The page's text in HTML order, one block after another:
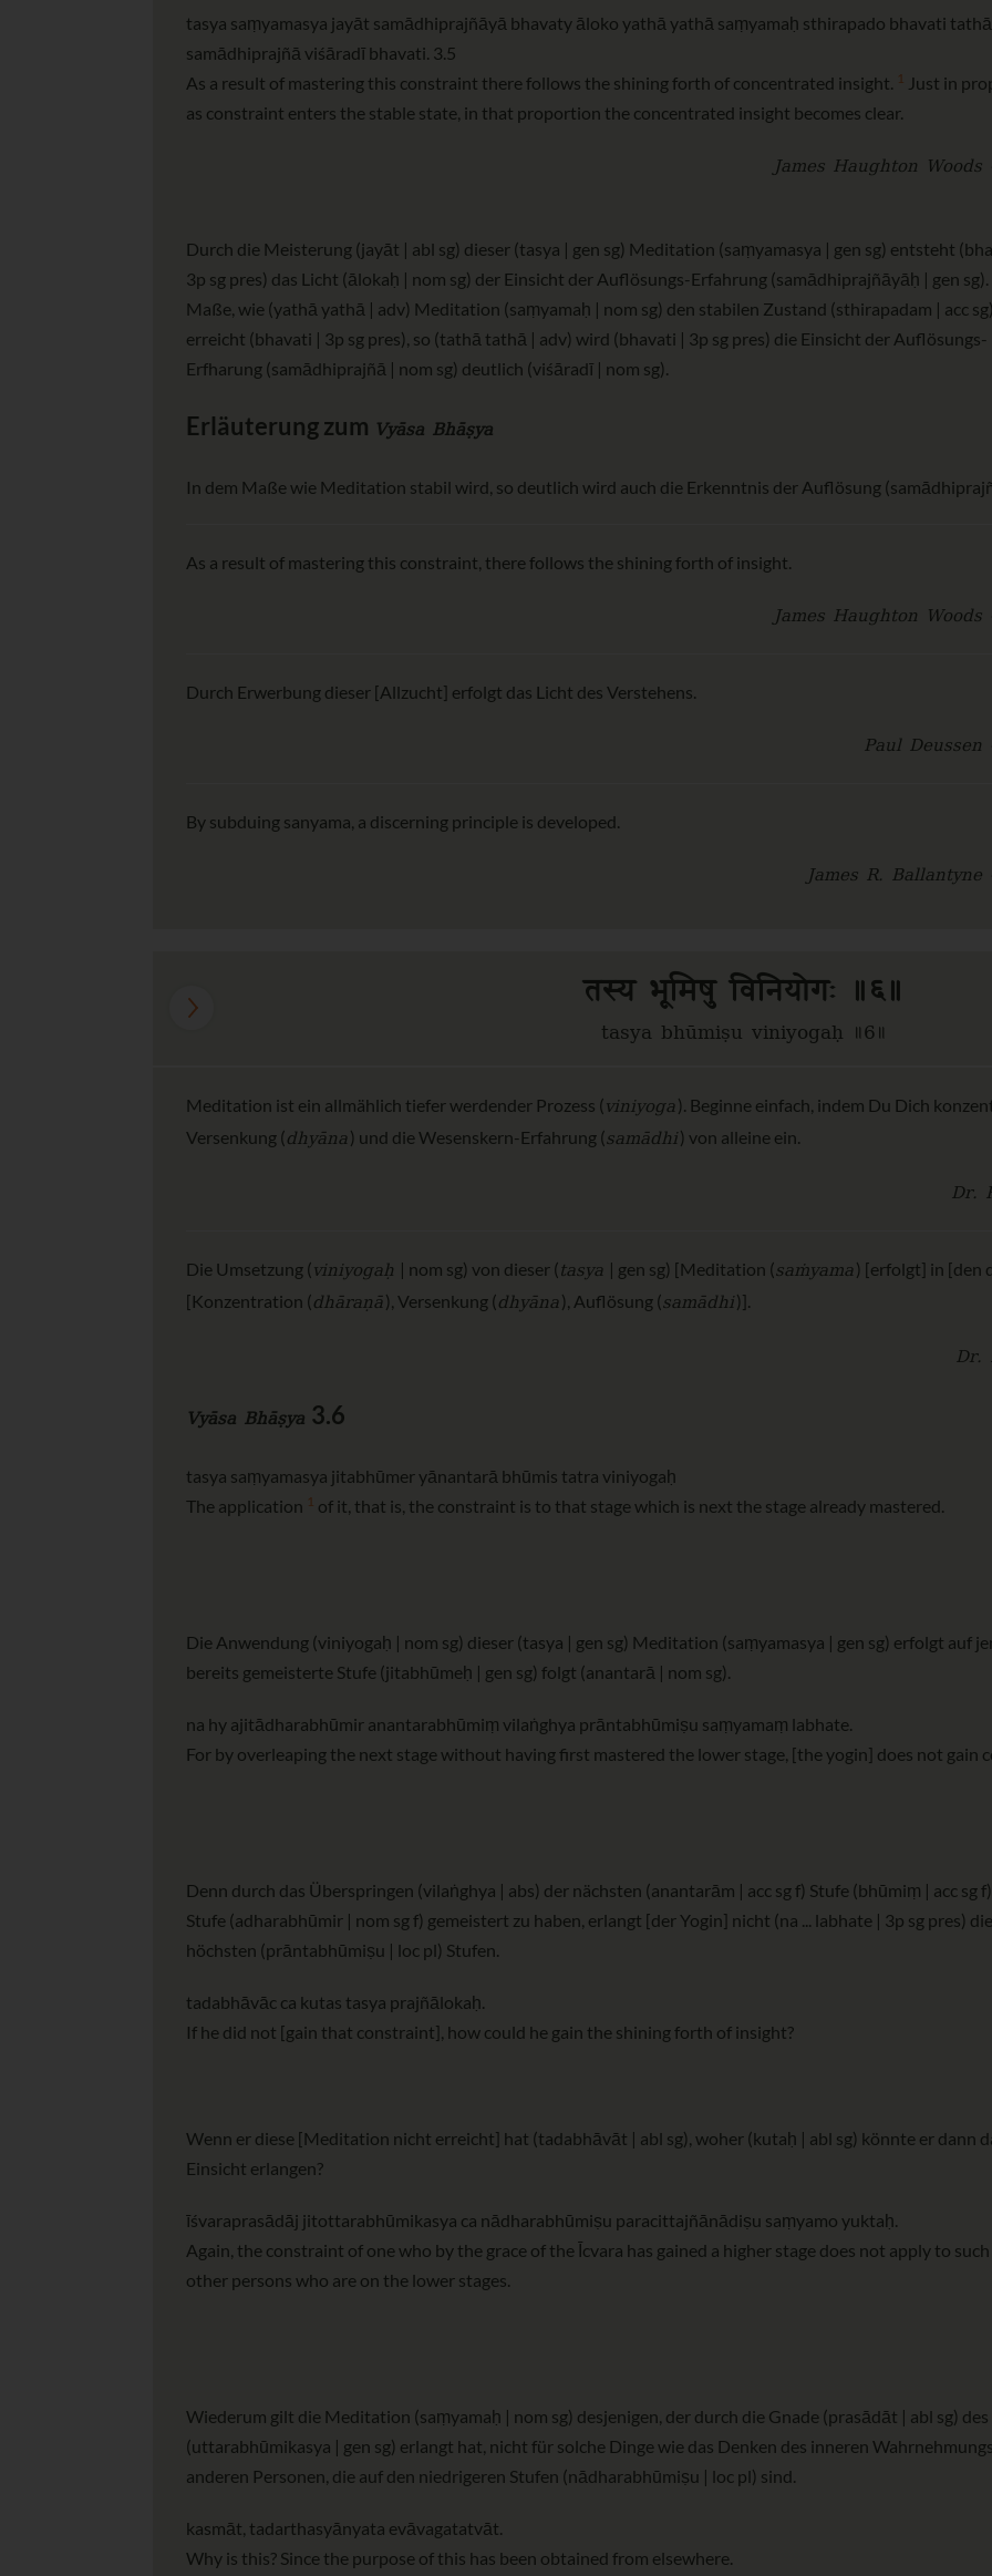
tasya saṃyamasya jayāt samādhiprajñāyā bhavaty āloko yathā yathā saṃyamaḥ sthirapado bhavati
samādhiprajñā viśāradī bhavati. 3.5
As a result of mastering this constraint there follows the shining forth of concentrated insight. 1 Just in
as constraint enters the stable state, in that proportion the concentrated insight becomes clear.
James Haughton
Durch die Meisterung (jayāt | abl sg) dieser (tasya | gen sg) Meditation (saṃyamasya | gen sg) entsteht
3p sg pres) das Licht (ālokaḥ | nom sg) der Einsicht der Auflösungs-Erfahrung (samādhiprajñāyāḥ | gen sg).
Maße, wie (yathā yathā | adv) Meditation (saṃyamaḥ | nom sg) den stabilen Zustand (sthirapadam | acc sg)
erreicht (bhavati | 3p sg pres), so (tathā tathā | adv) wird (bhavati | 3p sg pres) die Einsicht der Auflösungs-
Erfharung (samādhiprajñā | nom sg) deutlich (viśāradī | nom sg).
Erläuterung zum Vyāsa Bhāṣya
In dem Maße wie Meditation stabil wird, so deutlich wird auch die Erkenntnis der Auflösung
As a result of mastering this constraint, there follows the shining forth of insight.
James Haughton
Durch Erwerbung dieser [Allzucht] erfolgt das Licht des Verstehens.
Paul
By subduing sanyama, a discerning principle is developed.
James R.
तस्य भूमिषु विनियोगः ॥६॥
tasya bhūmiṣu viniyogaḥ ॥6॥
Meditation ist ein allmählich tiefer werdender Prozess (viniyoga ). Beginne einfach, indem Du Dich
Versenkung (dhyāna ) und die Wesenskern-Erfahrung (samādhi) von alleine ein.
Dr.
Die Umsetzung (viniyogaḥ | nom sg) von dieser (tasya | gen sg) [Meditation (saṁyama ) [erfolgt] in [den
[Konzentration (dhāraṇā), Versenkung (dhyāna ), Auflösung (samādhi)].
Dr.
Vyāsa Bhāṣya 3.6
tasya saṃyamasya jitabhūmer yānantarā bhūmis tatra viniyogaḥ
The application 1 of it, that is, the constraint is to that stage which is next the stage already mastered.
Die Anwendung (viniyogaḥ | nom sg) dieser (tasya | gen sg) Meditation (saṃyamasya | gen sg) erfolgt auf
bereits gemeisterte Stufe (jitabhūmeḥ | gen sg) folgt (anantarā | nom sg).
na hy ajitādharabhūmir anantarabhūmiṃ vilaṅghya prāntabhūmiṣu saṃyamaṃ labhate.
For by overleaping the next stage without having first mastered the lower stage, [the yogin] does not gain
Denn durch das Überspringen (vilaṅghya | abs) der nächsten (anantarām | acc sg f) Stufe (bhūmiṃ | acc sg
Stufe (adharabhūmir | nom sg f) gemeistert zu haben, erlangt [der Yogin] nicht (na ... labhate | 3p sg pres)
höchsten (prāntabhūmiṣu | loc pl) Stufen.
tadabhāvāc ca kutas tasya prajñālokaḥ.
If he did not [gain that constraint], how could he gain the shining forth of insight?
Wenn er diese [Meditation nicht erreicht] hat (tadabhāvāt | abl sg), woher (kutaḥ | abl sg) könnte er dann
Einsicht erlangen?
īśvaraprasādāj jitottarabhūmikasya ca nādharabhūmiṣu paracittajñānādiṣu saṃyamo yuktaḥ.
Again, the constraint of one who by the grace of the Īcvara has gained a higher stage does not apply to
other persons who are on the lower stages.
Wiederum gilt die Meditation (saṃyamaḥ | nom sg) desjenigen, der durch die Gnade (prasādāt | abl sg)
(uttarabhūmikasya | gen sg) erlangt hat, nicht für solche Dinge wie das Denken des inneren
anderen Personen, die auf den niedrigeren Stufen (nādharabhūmiṣu | loc pl) sind.
kasmāt, tadarthasyānyata evāvagatatvāt.
Why is this? Since the purpose of this has been obtained from elsewhere.